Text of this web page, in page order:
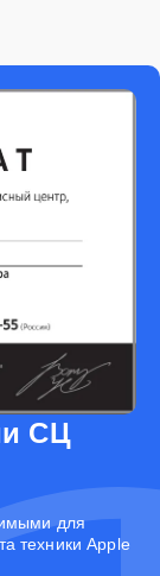
СЦ
для
техники Apple